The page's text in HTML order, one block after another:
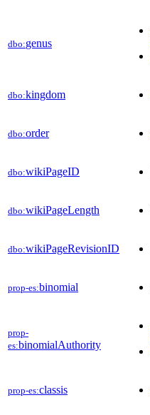
dbo:genus
dbo:kingdom
dbo:order
dbo:wikiPageID
dbo:wikiPageLength
dbo:wikiPageRevisionID
prop-es:binomial
prop-
es:binomialAuthority
prop-es:classis